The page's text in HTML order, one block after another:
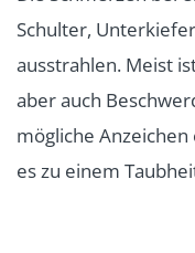
Schulter,
ausstrahlen. Meist
aber auch
mögliche
es zu einem